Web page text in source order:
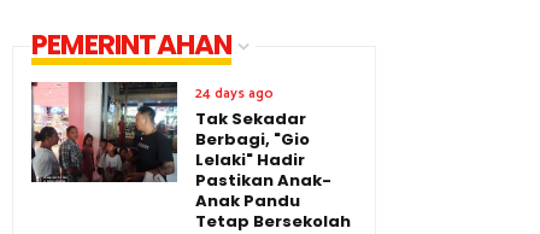
PEMERINTAHAN
24 days ago
Tak Sekadar
Berbagi, "Gio
Lelaki" Hadir
Pastikan Anak-
Anak Pandu
Tetap Bersekolah